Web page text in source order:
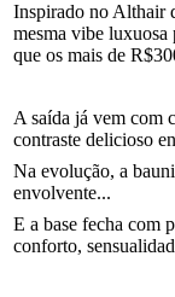
Inspirado no Althair
mesma vibe
que os mais de
A saída já vem com
contraste delicioso
Na evolução, a
envolvente...
E a base fecha com
conforto,